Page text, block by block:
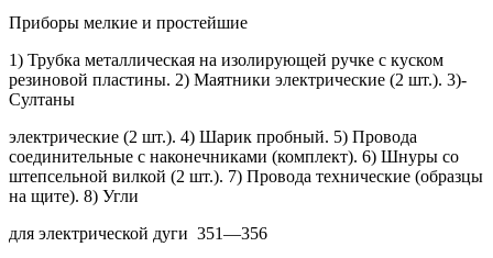
Приборы мелкие и простейшие
1) Трубка металлическая на изолирующей ручке с куском
резиновой пластины. 2) Маятники электрические (2 шт.). 3)-
Султаны
электрические (2 шт.). 4) Шарик пробный. 5) Провода
соединительные с наконечниками (комплект). 6) Шнуры со
штепсельной вилкой (2 шт.). 7) Провода технические (образцы
на щите). 8) Угли
для электрической дуги 351—356